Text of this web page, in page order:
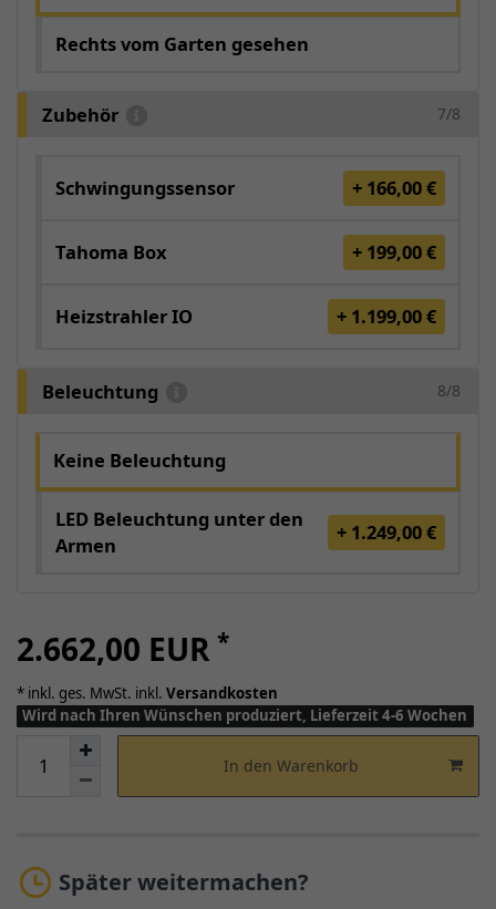
Rechts vom Garten gesehen
Zubehör 7/8
Schwingungssensor + 166,00 €
Tahoma Box + 199,00 €
Heizstrahler IO + 1.199,00 €
Beleuchtung 8/8
Keine Beleuchtung
LED Beleuchtung unter den
Armen
+ 1.249,00 €
2.662,00 EUR *
* inkl. ges. MwSt. inkl. Versandkosten
Wird nach Ihren Wünschen produziert, Lieferzeit 4-6 Wochen
In den Warenkorb
Später weitermachen?